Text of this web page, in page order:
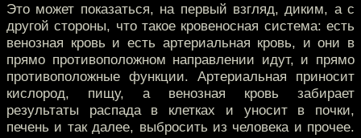
Это может показаться, на первый взгляд, диким, а с
другой стороны, что такое кровеносная система: есть
венозная кровь и есть артериальная кровь, и они в
прямо противоположном направлении идут, и прямо
противоположные функции. Артериальная приносит
кислород, пищу, а венозная кровь забирает
результаты распада в клетках и уносит в почки,
печень и так далее, выбросить из человека и прочее.